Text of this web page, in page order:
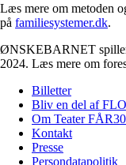
Læs mere om metoden
på familiesystemer.dk.
ØNSKEBARNET spiller
2024. Læs mere om
Billetter
Bliv en del af
Om Teater
Kontakt
Presse
Persondatapolitik